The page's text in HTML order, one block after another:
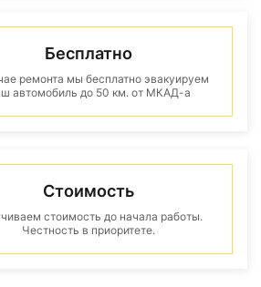
Бесплатно
ремонта мы бесплатно эвакуируем
автомобиль до 50 км. от МКАД-а
Стоимость
стоимость до начала работы.
Честность в приоритете.